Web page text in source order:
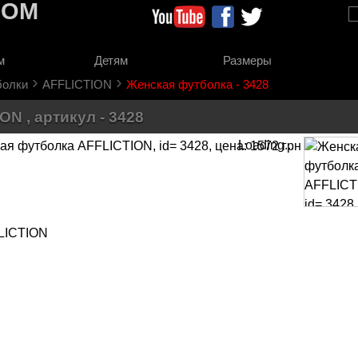
Размеры
Детям
› AFFLICTION › Женская футболка - 3428
, артикул - 3428
Loading...